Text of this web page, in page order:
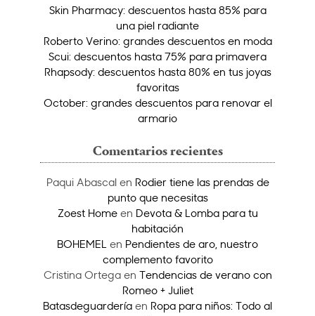
Skin Pharmacy: descuentos hasta 85% para
una piel radiante
Roberto Verino: grandes descuentos en moda
Scui: descuentos hasta 75% para primavera
Rhapsody: descuentos hasta 80% en tus joyas
favoritas
October: grandes descuentos para renovar el
armario
Comentarios recientes
Paqui Abascalen Rodier tiene las prendas de
punto que necesitas
Zoest Homeen Devota & Lomba para tu
habitación
BOHEMEL en Pendientes de aro, nuestro
complemento favorito
Cristina Ortegaen Tendencias de verano con
Romeo + Juliet
Batasdeguardería en Ropa para niños: Todo al